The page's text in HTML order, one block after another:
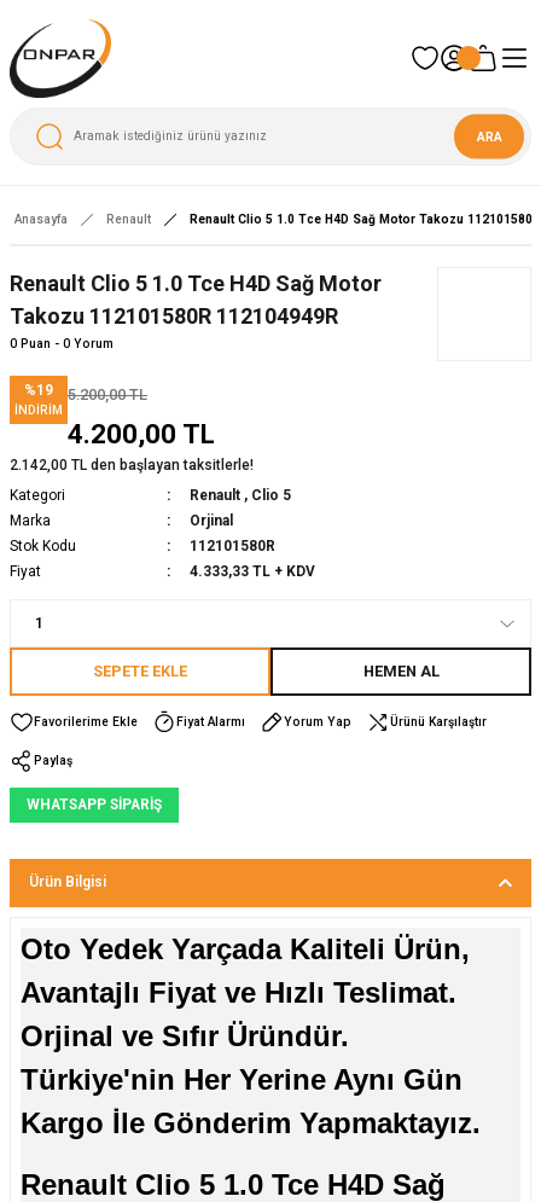
ARA
Anasayfa Renault Renault Clio 5 1.0 Tce H4D Sağ Motor Takozu
Renault Clio 5 1.0 Tce H4D Sağ Motor
Takozu 112101580R 112104949R
0 Puan - 0 Yorum
%19
İNDIRIM
5.200,00 TL
4.200,00 TL
2.142,00 TL den başlayan taksitlerle!
Kategori
Renault , Clio 5
Marka
Orjinal
Stok Kodu
112101580R
Fiyat
4.333,33 TL + KDV
SEPETE EKLE HEMEN AL
Fiyat Alarmı Yorum Yap Ürünü Karşılaştır
Paylaş
WHATSAPP SİPARİŞ
Ürün Bilgisi
Oto Yedek Yarçada Kaliteli Ürün,
Avantajlı Fiyat ve Hızlı Teslimat.
Orjinal ve Sıfır Üründür.
Türkiye'nin Her Yerine Aynı Gün
Kargo İle Gönderim Yapmaktayız.
Renault Clio 5 1.0 Tce H4D Sağ